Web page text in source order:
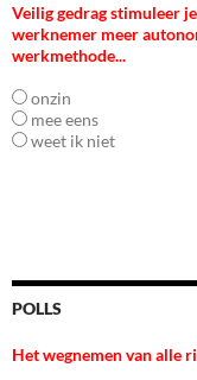
Veilig gedrag stimuleer
werknemer meer
werkmethode...
onzin
mee eens
weet ik niet
POLLS
Het wegnemen van alle